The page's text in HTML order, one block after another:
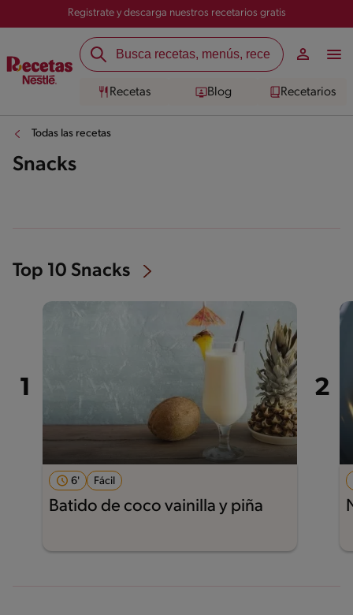
Registrate y descarga nuestros recetarios gratis
Recetas Blog Recetarios
Todas las recetas
Snacks
Top 10 Snacks
6' Fácil
Batido de coco vainilla y piña